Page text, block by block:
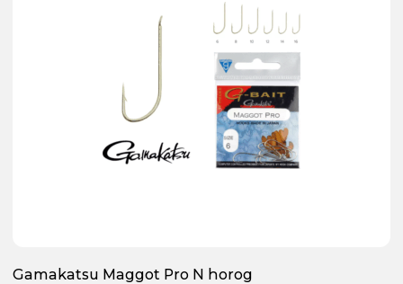
Gamakatsu Maggot Pro N horog